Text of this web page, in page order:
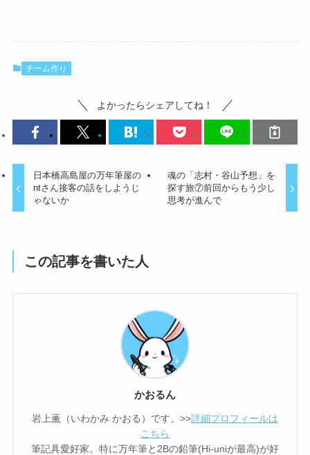
チーム作り
よかったらシェアしてね！
日本橋高島屋の万年筆屋の
ntさん接客の話をしようじ
ゃないか
魂の「志村・谷山予想」を
探す旅⑦前回からもう少し
思考が進んで
この記事を書いた人
かおるん
岩上薫（いわかみ かおる）です。>>詳細プロフィールは
こちら
筆記具愛好家。特に万年筆と2Bの鉛筆(Hi-uniが最高)が好